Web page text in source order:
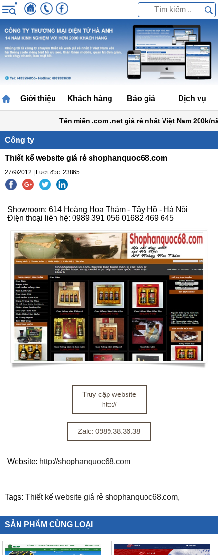
Giới thiệu Khách hàng Báo giá Dịch vụ
Tên miền .com .net giá rẻ nhất Việt Nam 200k/năm
Công ty
Thiết kế website giá rẻ shophanquoc68.com
27/9/2012 | Lượt đọc: 23865
Showroom: 614 Hoàng Hoa Thám - Tây Hồ - Hà Nội
Điện thoại liên hệ: 0989 391 056 01682 469 645
Truy cập website
http://
Zalo: 0989.38.36.38
Website: http://shophanquoc68.com
Tags: Thiết kế website giá rẻ shophanquoc68.com,
SẢN PHẨM CÙNG LOẠI